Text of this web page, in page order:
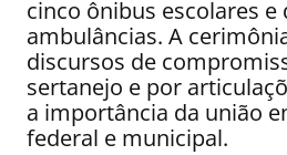
cinco ônibus escolares e
ambulâncias. A
discursos de
sertanejo e por
a importância da união
federal e municipal.